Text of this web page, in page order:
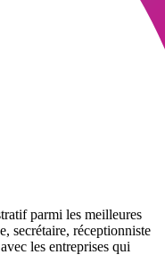
parmi les meilleures
secrétaire, réceptionniste
les entreprises qui